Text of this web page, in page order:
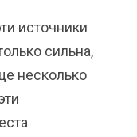
источники
сильна,
несколько